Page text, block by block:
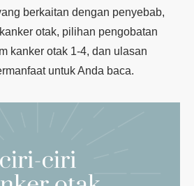
berkaitan dengan penyebab,
otak, pilihan pengobatan
kanker otak 1-4, dan ulasan
untuk Anda baca.